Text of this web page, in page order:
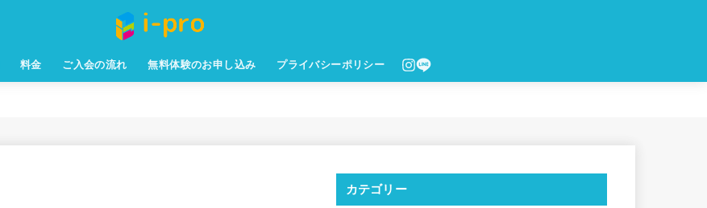
料金 ご入会の流れ 無料体験のお申し込み プライバシーポリシー
カテゴリー